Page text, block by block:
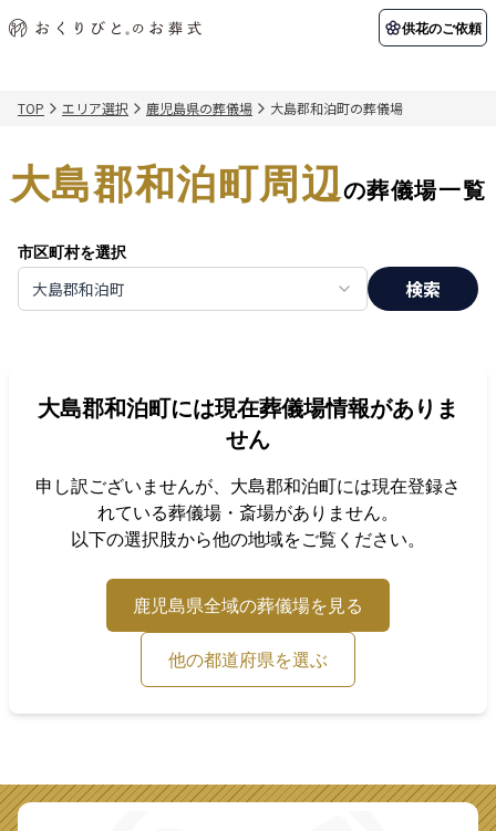
供花のご依頼
初めての方へ 納棺の儀とは？
アフターサポート
会社概要 店舗用地募集
関東エリア
千葉県
北海道エリア
ご葬儀事例 お客様の声
葬儀の知識 供花のご依頼
TOP エリア選択 鹿児島県の葬儀場 大島郡和泊町の葬儀場
大島郡和泊町周辺の葬儀場一覧
市区町村を選択
大島郡和泊町 検索
大島郡和泊町には現在葬儀場情報がありま
せん
申し訳ございませんが、 大島郡和泊町には現在登録さ
れている葬儀場・斎場がありません。
以下の選択肢から他の地域をご覧ください。
鹿児島県全域の葬儀場を見る
他の都道府県を選ぶ